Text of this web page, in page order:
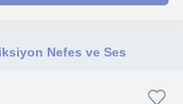
Nefes ve Ses